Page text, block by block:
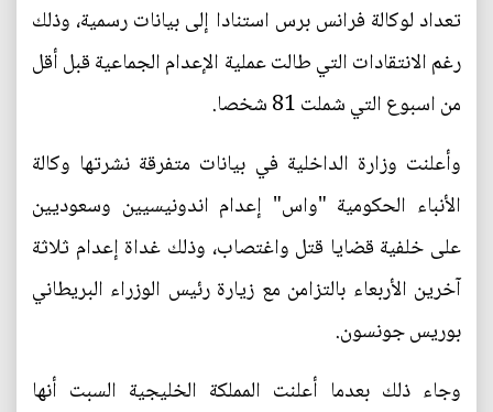
تعداد لوكالة فرانس برس استنادا إلى بيانات رسمية، وذلك
رغم الانتقادات التي طالت عملية الإعدام الجماعية قبل أقل
من اسبوع التي شملت 81 شخصا.
وأعلنت وزارة الداخلية في بيانات متفرقة نشرتها وكالة
الأنباء الحكومية "واس" إعدام اندونيسيين وسعوديين
على خلفية قضايا قتل واغتصاب، وذلك غداة إعدام ثلاثة
آخرين الأربعاء بالتزامن مع زيارة رئيس الوزراء البريطاني
بوريس جونسون.
وجاء ذلك بعدما أعلنت المملكة الخليجية السبت أنها